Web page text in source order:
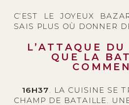
C’EST LE JOYEUX
SAIS PLUS OÙ DONNER
L’ATTAQUE
QUE LA
16H37. LA CUISINE SE
CHAMP DE BATAILLE.